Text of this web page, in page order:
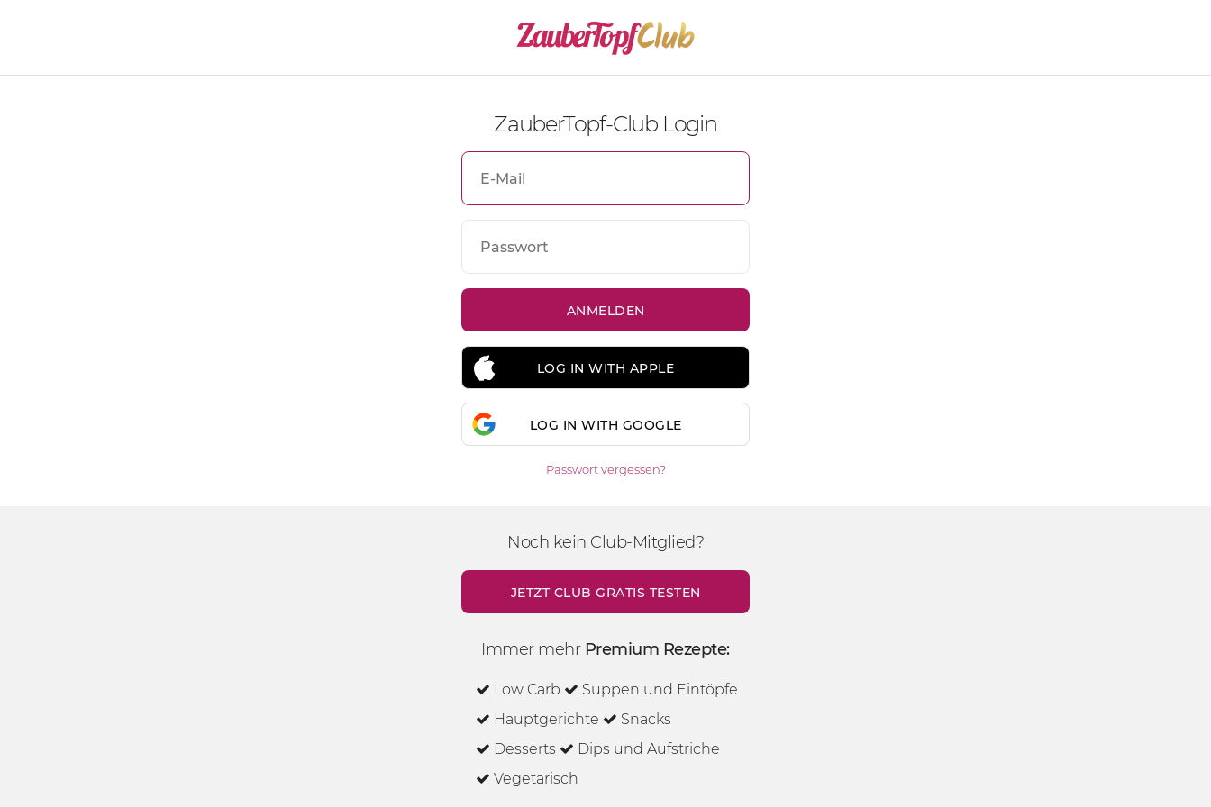
ZauberTopf-Club Login
LOG IN WITH APPLE
LOG IN WITH GOOGLE
Passwort vergessen?
Noch kein Club-Mitglied?
JETZT CLUB GRATIS TESTEN
Immer mehr Premium Rezepte:
Low Carb
Suppen und Eintöpfe
Hauptgerichte
Snacks
Desserts
Dips und Aufstriche
Vegetarisch